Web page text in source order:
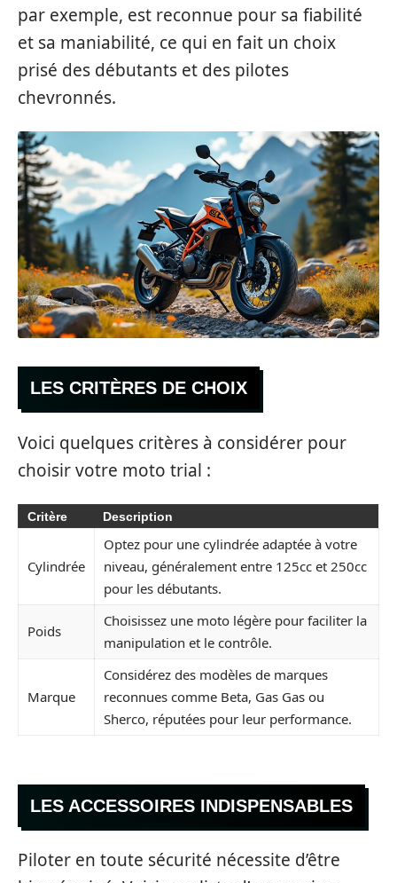
par exemple, est reconnue pour sa fiabilité
et sa maniabilité, ce qui en fait un choix
prisé des débutants et des pilotes
chevronnés.
LES CRITÈRES DE CHOIX
Voici quelques critères à considérer pour
choisir votre moto trial :
Critère Description
Cylindrée
Optez pour une cylindrée adaptée à votre
niveau, généralement entre 125cc et 250cc
pour les débutants.
Poids
Choisissez une moto légère pour faciliter la
manipulation et le contrôle.
Marque
Considérez des modèles de marques
reconnues comme Beta, Gas Gas ou
Sherco, réputées pour leur performance.
LES ACCESSOIRES INDISPENSABLES
Piloter en toute sécurité nécessite d’être